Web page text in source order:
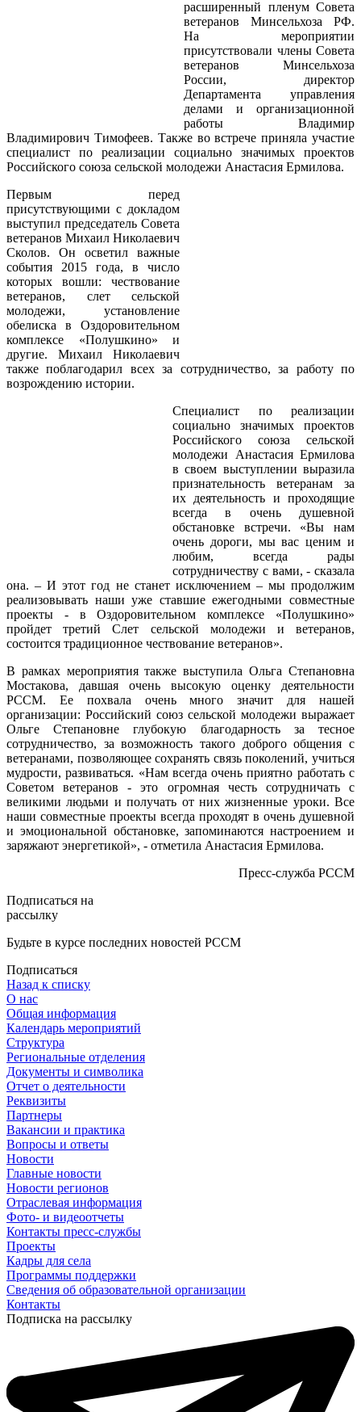
расширенный пленум Совета
ветеранов Минсельхоза РФ.
На мероприятии
присутствовали члены Совета
ветеранов Минсельхоза
России, директор
Департамента управления
делами и организационной
работы Владимир
Владимирович Тимофеев. Также во встрече приняла участие
специалист по реализации социально значимых проектов
Российского союза сельской молодежи Анастасия Ермилова.
Первым перед
присутствующими с докладом
выступил председатель Совета
ветеранов Михаил Николаевич
Сколов. Он осветил важные
события 2015 года, в число
которых вошли: чествование
ветеранов, слет сельской
молодежи, установление
обелиска в Оздоровительном
комплексе «Полушкино» и
другие. Михаил Николаевич
также поблагодарил всех за сотрудничество, за работу по
возрождению истории.
Специалист по реализации
социально значимых проектов
Российского союза сельской
молодежи Анастасия Ермилова
в своем выступлении выразила
признательность ветеранам за
их деятельность и проходящие
всегда в очень душевной
обстановке встречи. «Вы нам
очень дороги, мы вас ценим и
любим, всегда рады
сотрудничеству с вами, - сказала
она. – И этот год не станет исключением – мы продолжим
реализовывать наши уже ставшие ежегодными совместные
проекты - в Оздоровительном комплексе «Полушкино»
пройдет третий Слет сельской молодежи и ветеранов,
состоится традиционное чествование ветеранов».
В рамках мероприятия также выступила Ольга Степановна
Мостакова, давшая очень высокую оценку деятельности
РССМ. Ее похвала очень много значит для нашей
организации: Российский союз сельской молодежи выражает
Ольге Степановне глубокую благодарность за тесное
сотрудничество, за возможность такого доброго общения с
ветеранами, позволяющее сохранять связь поколений, учиться
мудрости, развиваться. «Нам всегда очень приятно работать с
Советом ветеранов - это огромная честь сотрудничать с
великими людьми и получать от них жизненные уроки. Все
наши совместные проекты всегда проходят в очень душевной
и эмоциональной обстановке, запоминаются настроением и
заряжают энергетикой», - отметила Анастасия Ермилова.
Пресс-служба РССМ
Подписаться на
рассылку
Будьте в курсе последних новостей РССМ
Подписаться
Назад к списку
О нас
Общая информация
Календарь мероприятий
Структура
Региональные отделения
Документы и символика
Отчет о деятельности
Реквизиты
Партнеры
Вакансии и практика
Вопросы и ответы
Новости
Главные новости
Новости регионов
Отраслевая информация
Фото- и видеоотчеты
Контакты пресс-службы
Проекты
Кадры для села
Программы поддержки
Сведения об образовательной организации
Контакты
Подписка на рассылку